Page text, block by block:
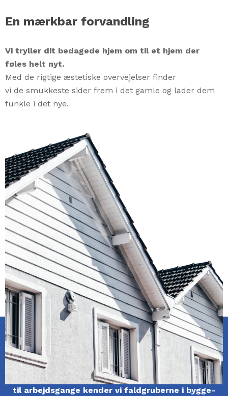
Close
Close
Close
En mærkbar forvandling
Vi tryller dit bedagede hjem om til et hjem der
føles helt nyt.
Med de rigtige æstetiske overvejelser finder
vi de smukkeste sider frem i det gamle og lader dem
funkle i det nye.
Kom helt i mål
Med grundig planlægning og med vores kendskab
til arbejdsgange kender vi faldgruberne i bygge-